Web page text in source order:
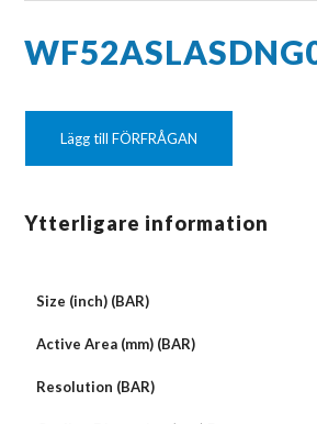
Lägg till FÖRFRÅGAN
Ytterligare information
Size (inch) (BAR)
Active Area (mm) (BAR)
Resolution (BAR)